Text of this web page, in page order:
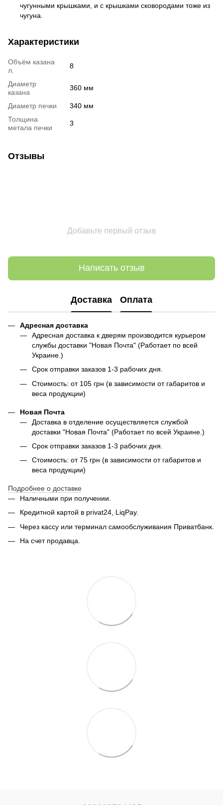
чугунными крышками, и с крышками сковородами тоже из
чугуна.
Характеристики
Объём казана
л.
8
Диаметр
казана
360 мм
Диаметр печки
340 мм
Толщина
метала печки
3
Отзывы
Добавьте первый отзыв
Написать отзыв
Доставка Оплата
Адресная доставка
Адресная доставка к дверям производится курьером
службы доставки "Новая Почта" (Работает по всей
Украине.)
Срок отправки заказов 1-3 рабочих дня.
Стоимость: от 105 грн (в зависимости от габаритов и
веса продукции)
Новая Почта
Доставка в отделение осуществляется службой
доставки "Новая Почта" (Работает по всей Украине.)
Срок отправки заказов 1-3 рабочих дня.
Стоимость: от 75 грн (в зависимости от габаритов и
веса продукции)
Подробнее о доставке
Наличными при получении.
Кредитной картой в privat24, LiqPay.
Через кассу или терминал самообслуживания Приватбанк.
На счет продавца.